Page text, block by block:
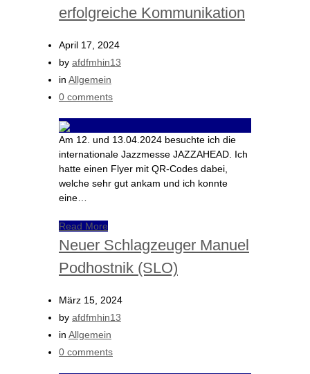
erfolgreiche Kommunikation
April 17, 2024
by afdfmhin13
in Allgemein
0 comments
Am 12. und 13.04.2024 besuchte ich die
internationale Jazzmesse JAZZAHEAD. Ich
hatte einen Flyer mit QR-Codes dabei,
welche sehr gut ankam und ich konnte
eine…
Read More
Neuer Schlagzeuger Manuel
Podhostnik (SLO)
März 15, 2024
by afdfmhin13
in Allgemein
0 comments